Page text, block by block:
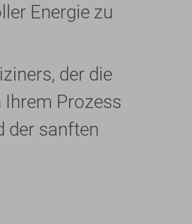
Energie zu
der die
Ihrem Prozess
der sanften